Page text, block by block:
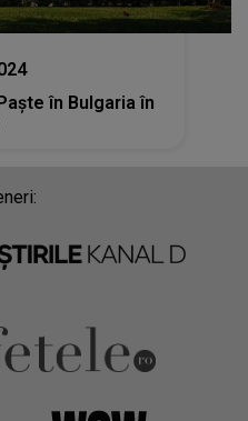
în Bulgaria în